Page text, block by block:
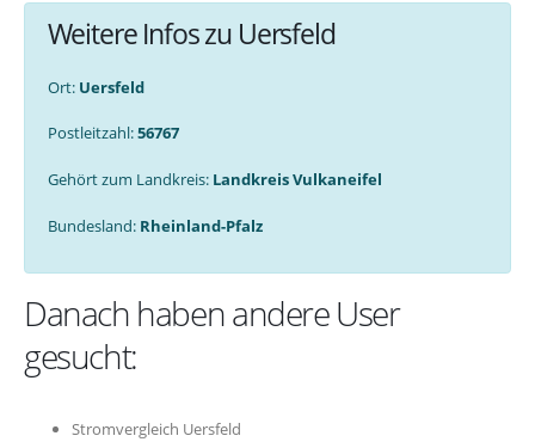
Weitere Infos zu Uersfeld
Ort: Uersfeld
Postleitzahl:56767
Gehört zum Landkreis: Landkreis Vulkaneifel
Bundesland: Rheinland-Pfalz
Danach haben andere User
gesucht:
Stromvergleich Uersfeld